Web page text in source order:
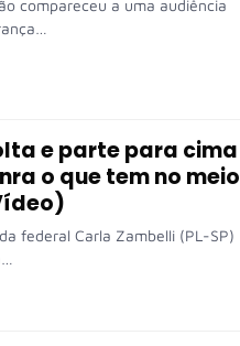
compareceu a uma audiência
e parte para cima
o que tem no meio
federal Carla Zambelli (PL-SP)